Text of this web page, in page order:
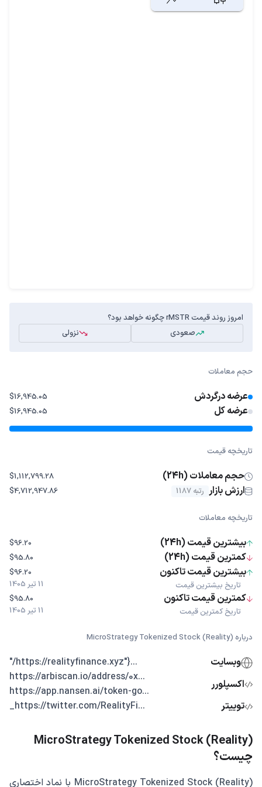
امروز روند قیمت rMSTR چگونه خواهد بود؟
صعودی
نزولی
حجم معاملات
عرضه درگردش $16,945.05
عرضه کل $16,945.05
تاریخچه قیمت
حجم معاملات (24h) $1,112,799.28
ارزش بازار رتبه 1187 $4,712,947.86
تاریخچه معاملات
بیشترین قیمت (24h) $96.20
کمترین قیمت (24h) $95.80
بیشترین قیمت تاکنون
تاریخ بیشترین قیمت
$96.20
11 تیر 1405
کمترین قیمت تاکنون
تاریخ کمترین قیمت
$95.80
11 تیر 1405
درباره MicroStrategy Tokenized Stock (Reality)
وبسایت
...{"https://realityfinance.xyz/"
اکسپلورر
...https://arbiscan.io/address/0x
...https://app.nansen.ai/token-go
توییتر
...https://twitter.com/RealityFi_
MicroStrategy Tokenized Stock (Reality)
چیست؟
MicroStrategy Tokenized Stock (Reality) با نماد اختصاری